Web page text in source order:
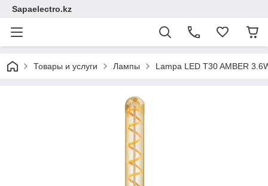
Sapaelectro.kz
Товары и услуги Лампы Lampa LED T30 AMBER